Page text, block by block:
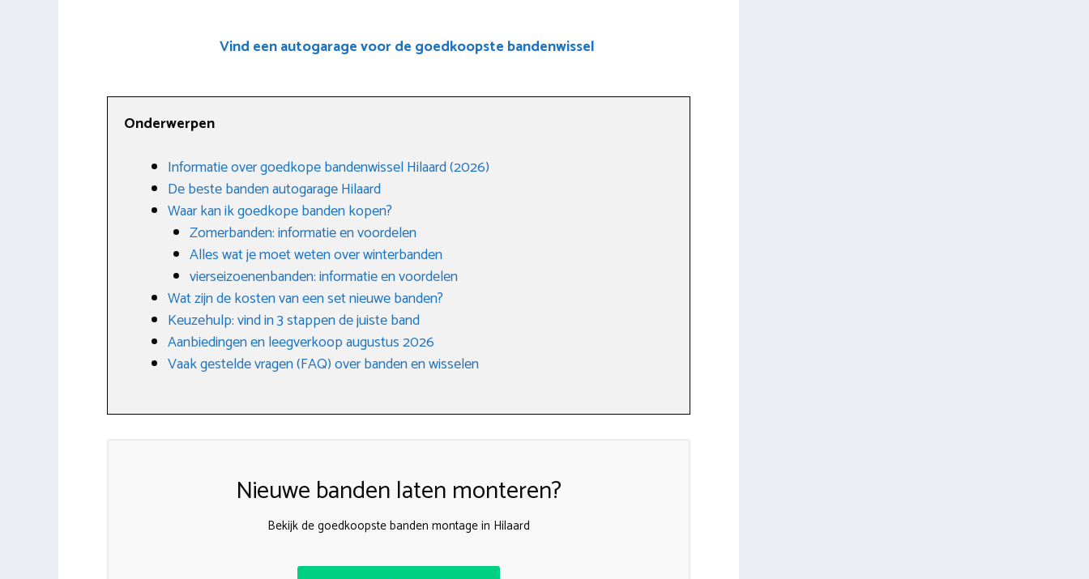
Vind een autogarage voor de goedkoopste bandenwissel
Onderwerpen
Informatie over goedkope bandenwissel Hilaard (2026)
De beste banden autogarage Hilaard
Waar kan ik goedkope banden kopen?
Zomerbanden: informatie en voordelen
Alles wat je moet weten over winterbanden
vierseizoenenbanden: informatie en voordelen
Wat zijn de kosten van een set nieuwe banden?
Keuzehulp: vind in 3 stappen de juiste band
Aanbiedingen en leegverkoop augustus 2026
Vaak gestelde vragen (FAQ) over banden en wisselen
Nieuwe banden laten monteren?
Bekijk de goedkoopste banden montage in Hilaard